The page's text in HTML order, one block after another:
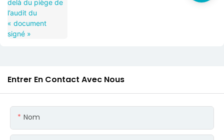
Entrer En Contact Avec Nous
Nom